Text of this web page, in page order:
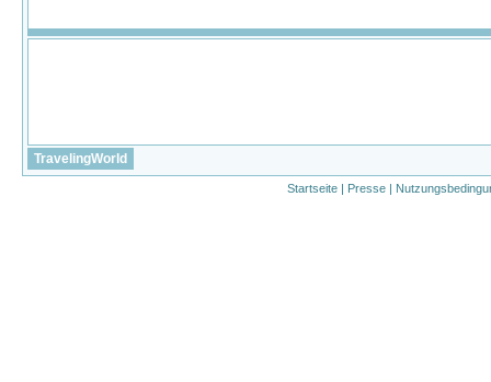
TravelingWorld
Startseite | Presse |